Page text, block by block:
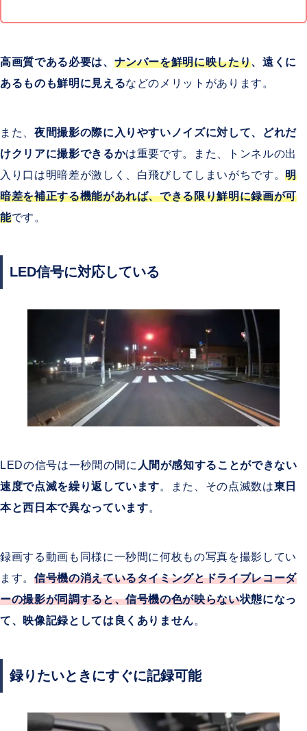
高画質である必要は、 ナンバーを鮮明に映したり、遠くに
あるものも鮮明に見えるなどのメリットがあります。
また、 夜間撮影の際に入りやすいノイズに対して、どれだ
けクリアに撮影できるかは重要です。また、トンネルの出
入り口は明暗差が激しく、白飛びしてしまいがちです。明
暗差を補正する機能があれば、できる限り鮮明に録画が可
能です。
LED信号に対応している
LEDの信号は一秒間の間に 人間が感知することができない
速度で点滅を繰り返しています。また、その点滅数は東日
本と西日本で異なっています。
録画する動画も同様に一秒間に何枚もの写真を撮影してい
ます。 信号機の消えているタイミングとドライブレコーダ
ーの撮影が同調すると、信号機の色が映らない状態になっ
て、映像記録としては良くありません。
録りたいときにすぐに記録可能